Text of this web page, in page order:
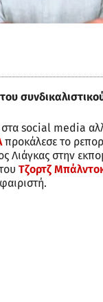
στα social media
προκάλεσε το
Λιάγκας στην
Τζορτζ